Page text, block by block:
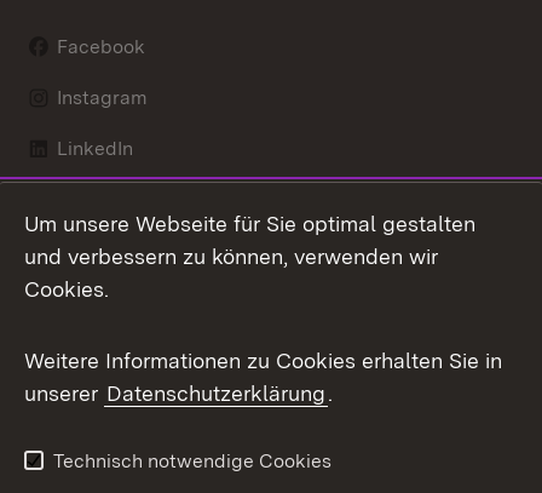
Facebook
Instagram
LinkedIn
X / Twitter
Youtube
Kontakt
Datenschutz
Barrierefreiheit
Um unsere Webseite für Sie optimal gestalten
und verbessern zu können, verwenden wir
Cookies.
Weitere Informationen zu Cookies erhalten Sie in
unserer Datenschutzerklärung.
Technisch notwendige Cookies